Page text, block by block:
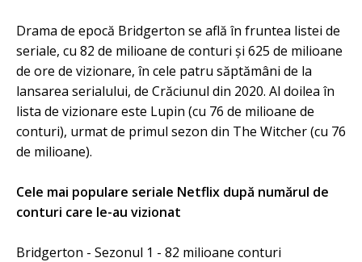
Drama de epocă Bridgerton se află în fruntea listei de
seriale, cu 82 de milioane de conturi și 625 de milioane
de ore de vizionare, în cele patru săptămâni de la
lansarea serialului, de Crăciunul din 2020. Al doilea în
lista de vizionare este Lupin (cu 76 de milioane de
conturi), urmat de primul sezon din The Witcher (cu 76
de milioane).
Cele mai populare seriale Netflix după numărul de
conturi care le-au vizionat
Bridgerton - Sezonul 1 - 82 milioane conturi